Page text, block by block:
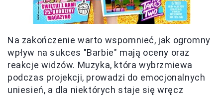
Na zakończenie warto wspomnieć, jak ogromny
wpływ na sukces "Barbie" mają oceny oraz
reakcje widzów. Muzyka, która wybrzmiewa
podczas projekcji, prowadzi do emocjonalnych
uniesień, a dla niektórych staje się wręcz